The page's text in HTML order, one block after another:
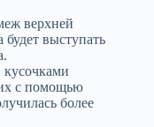
верхней
выступать
кусочками
с помощью
более